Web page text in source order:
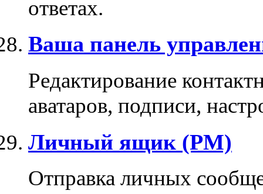
ответах.
Ваша панель
Редактирование
аватаров, подписи,
Личный ящик (PM)
Отправка личных